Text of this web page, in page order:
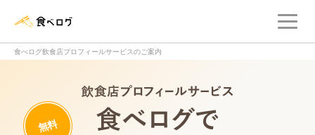
食べログ飲食店プロフィールサービスのご案内
無料